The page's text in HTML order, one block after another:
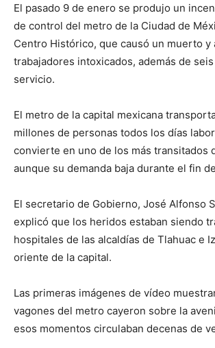
El pasado 9 de enero se produjo un
de control del metro de la Ciudad de
Centro Histórico, que causó un muerto y
trabajadores intoxicados, además de
servicio.
El metro de la capital mexicana
millones de personas todos los días
convierte en uno de los más transitados
aunque su demanda baja durante el fin
El secretario de Gobierno, José Alfonso
explicó que los heridos estaban siendo
hospitales de las alcaldías de Tlahuac e
oriente de la capital.
Las primeras imágenes de vídeo
vagones del metro cayeron sobre la
esos momentos circulaban decenas de